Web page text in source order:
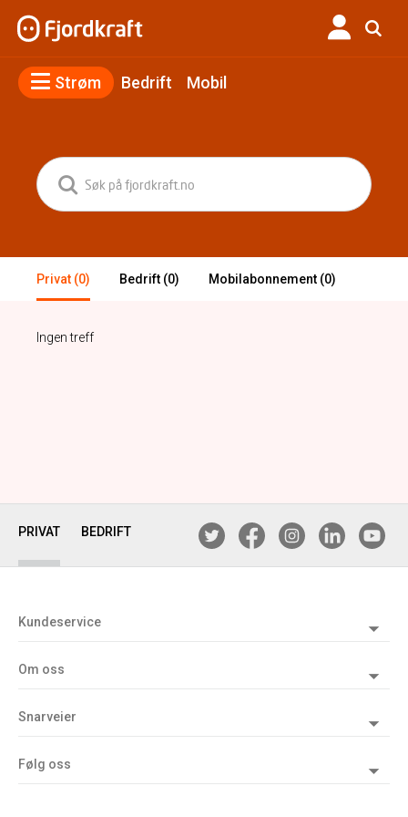
Strøm Bedrift Mobil
Privat (0) Bedrift (0) Mobilabonnement (0)
Ingen treff
PRIVAT BEDRIFT
Kundeservice
Om oss
Snarveier
Følg oss